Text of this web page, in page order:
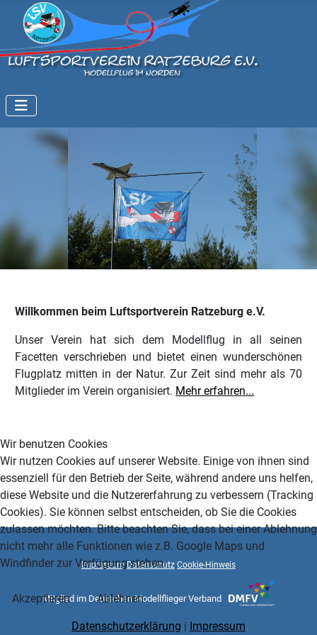
Willkommen beim Luftsportverein Ratzeburg e.V.
Unser Verein hat sich dem Modellflug in all seinen
Facetten verschrieben und bietet einen wunderschönen
Flugplatz mitten in der Natur. Zur Zeit sind mehr als 70
Mitglieder im Verein organisiert. Mehr erfahren...
Impressum Datenschutz Cookie-Hinweis
Mitglied im Deutschen Modellflieger Verband
Wir benutzen Cookies
Wir nutzen Cookies auf unserer Website. Einige von ihnen sind
essenziell für den Betrieb der Seite, während andere uns helfen,
diese Website und die Nutzererfahrung zu verbessern (Tracking
Cookies). Sie können selbst entscheiden, ob Sie die Cookies
zulassen möchten. Bitte beachten Sie, dass bei einer Ablehnung
nicht mehr alle Funktionen wie z.B. Google Maps und
Windfinder zur Verfügung stehen.
Akzeptieren Ablehnen
Datenschutzerklärung | Impressum